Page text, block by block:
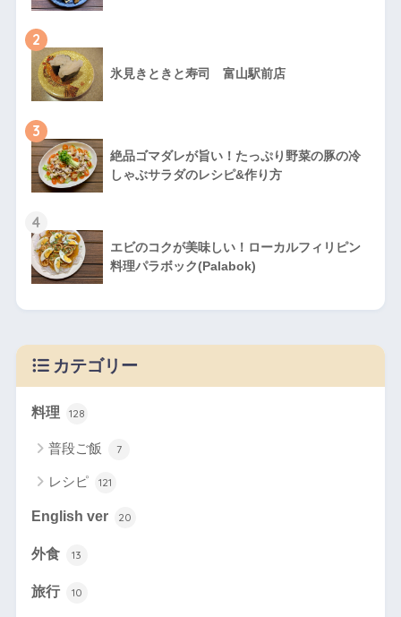
2
氷見きときと寿司 富山駅前店
3
絶品ゴマダレが旨い！たっぷり野菜の豚の冷
しゃぶサラダのレシピ&作り方
4
エビのコクが美味しい！ローカルフィリピン
料理パラボック(Palabok)
カテゴリー
料理 128
普段ご飯 7
レシピ 121
English ver 20
外食 13
旅行 10